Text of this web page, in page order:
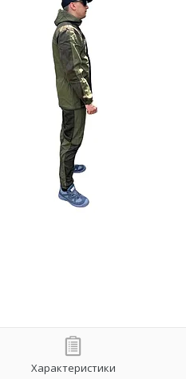
Характеристики